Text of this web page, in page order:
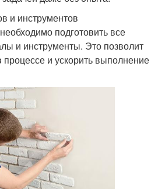
и инструментов
подготовить все
и инструменты. Это позволит
и ускорить выполнение